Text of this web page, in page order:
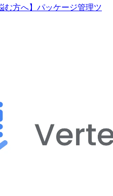
む方へ】パッケージ管理ツ